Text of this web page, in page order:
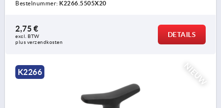
Bestelnummer: K2266.5505X20
2,75 €
excl. BTW
plus verzendkosten
DETAILS
NIEUW
K2266